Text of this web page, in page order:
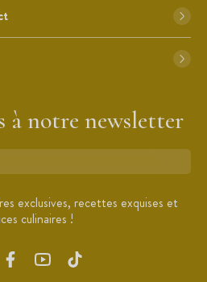
à notre newsletter
exclusives, recettes exquises et
culinaires !